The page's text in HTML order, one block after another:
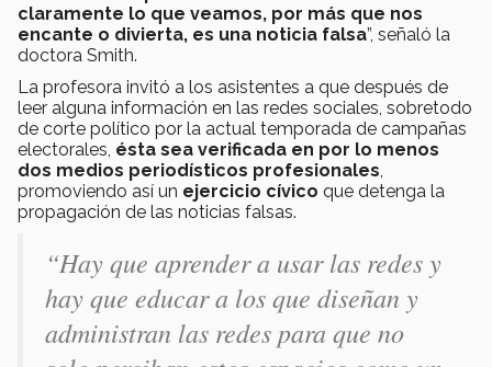
claramente lo que veamos, por más que nos
encante o divierta, es una noticia falsa”, señaló la
doctora Smith.
La profesora invitó a los asistentes a que después de
leer alguna información en las redes sociales, sobretodo
de corte político por la actual temporada de campañas
electorales, ésta sea verificada en por lo menos
dos medios periodísticos profesionales,
promoviendo así un ejercicio cívico que detenga la
propagación de las noticias falsas.
“Hay que aprender a usar las redes y
hay que educar a los que diseñan y
administran las redes para que no